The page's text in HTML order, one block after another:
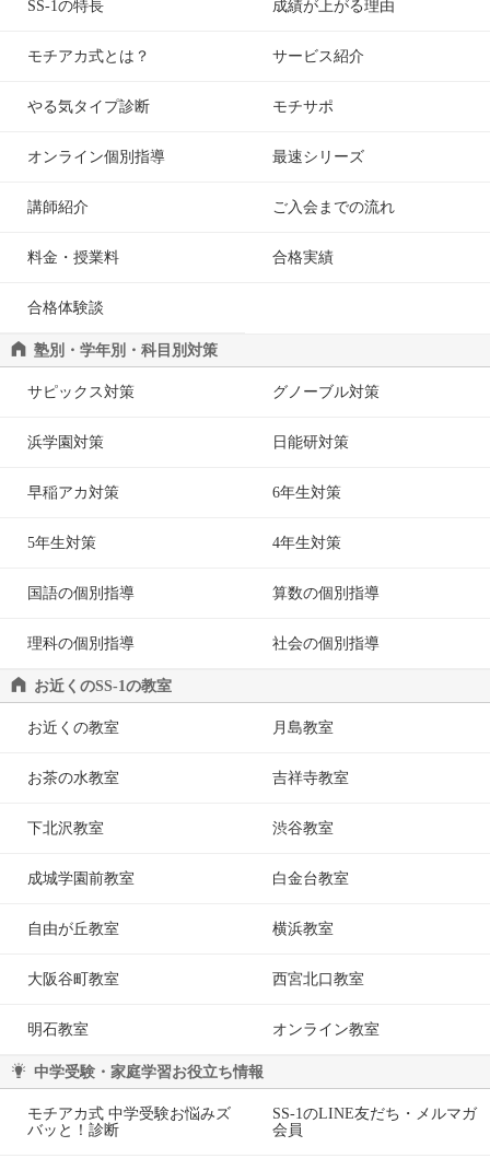
SS-1の特長 成績が上がる理由
モチアカ式とは？ サービス紹介
やる気タイプ診断 モチサポ
オンライン個別指導 最速シリーズ
講師紹介 ご入会までの流れ
料金・授業料 合格実績
合格体験談
塾別・学年別・科目別対策
サピックス対策 グノーブル対策
浜学園対策 日能研対策
早稲アカ対策 6年生対策
5年生対策 4年生対策
国語の個別指導 算数の個別指導
理科の個別指導 社会の個別指導
お近くのSS-1の教室
お近くの教室 月島教室
お茶の水教室 吉祥寺教室
下北沢教室 渋谷教室
成城学園前教室 白金台教室
自由が丘教室 横浜教室
大阪谷町教室 西宮北口教室
明石教室 オンライン教室
中学受験・家庭学習お役立ち情報
モチアカ式 中学受験お悩みズ
バッと！診断
SS-1のLINE友だち・メルマガ
会員